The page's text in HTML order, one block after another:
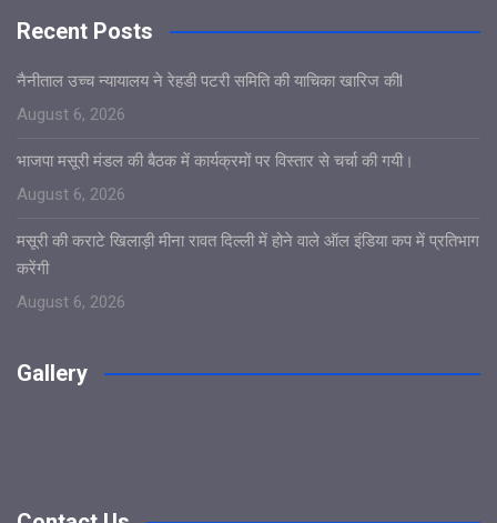
Recent Posts
नैनीताल उच्च न्यायालय ने रेहडी पटरी समिति की याचिका खारिज कीl
August 6, 2026
भाजपा मसूरी मंडल की बैठक में कार्यक्रमों पर विस्तार से चर्चा की गयी।
August 6, 2026
मसूरी की कराटे खिलाड़ी मीना रावत दिल्ली में होने वाले ऑल इंडिया कप में प्रतिभाग
करेंगी
August 6, 2026
Gallery